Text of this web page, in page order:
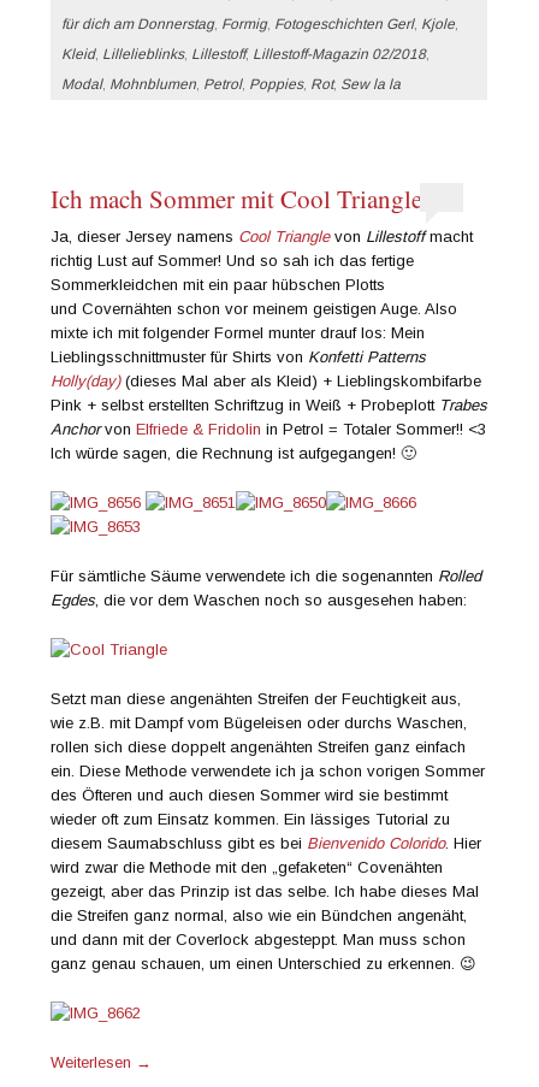
für dich am Donnerstag, Formig, Fotogeschichten Gerl, Kjole,
Kleid, Lillelieblinks, Lillestoff, Lillestoff-Magazin 02/2018,
Modal, Mohnblumen, Petrol, Poppies, Rot, Sew la la
Ich mach Sommer mit Cool Triangle
Ja, dieser Jersey namens Cool Trianglevon Lillestoffmacht
richtig Lust auf Sommer! Und so sah ich das fertige
Sommerkleidchen mit ein paar hübschen Plotts
und Covernähten schon vor meinem geistigen Auge. Also
mixte ich mit folgender Formel munter drauf los: Mein
Lieblingsschnittmuster für Shirts von Konfetti Patterns
Holly(day)(dieses Mal aber als Kleid) + Lieblingskombifarbe
Pink + selbst erstellten Schriftzug in Weiß + Probeplott Trabes
AnchorvonElfriede & Fridolin in Petrol = Totaler Sommer!! <3
Ich würde sagen, die Rechnung ist aufgegangen! 🙂
Für sämtliche Säume verwendete ich die sogenannten Rolled
Egdes, die vor dem Waschen noch so ausgesehen haben:
Setzt man diese angenähten Streifen der Feuchtigkeit aus,
wie z.B. mit Dampf vom Bügeleisen oder durchs Waschen,
rollen sich diese doppelt angenähten Streifen ganz einfach
ein. Diese Methode verwendete ich ja schon vorigen Sommer
des Öfteren und auch diesen Sommer wird sie bestimmt
wieder oft zum Einsatz kommen. Ein lässiges Tutorial zu
diesem Saumabschluss gibt es bei Bienvenido Colorido. Hier
wird zwar die Methode mit den „gefaketen“ Covenähten
gezeigt, aber das Prinzip ist das selbe. Ich habe dieses Mal
die Streifen ganz normal, also wie ein Bündchen angenäht,
und dann mit der Coverlock abgesteppt. Man muss schon
ganz genau schauen, um einen Unterschied zu erkennen. 😉
Weiterlesen →